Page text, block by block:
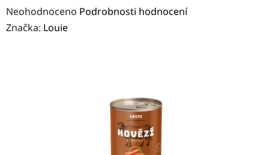
Průměrné
hodnocení
Neohodnoceno Podrobnosti hodnocení
Značka: Louie